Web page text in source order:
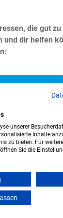
die gut
und dir helfen
verstehst du, wie
Waren von einem
Ort zum anderen
unserer
Inhalte
zu bieten. Für
Sie die